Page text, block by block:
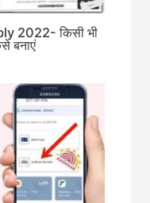
2022- किसी भी
बनाएं